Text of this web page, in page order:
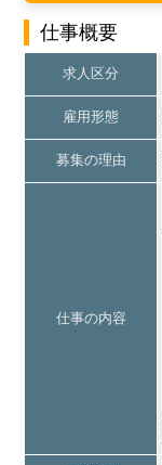
仕事概要
求人区分
雇用形態
募集の理由
仕事の内容